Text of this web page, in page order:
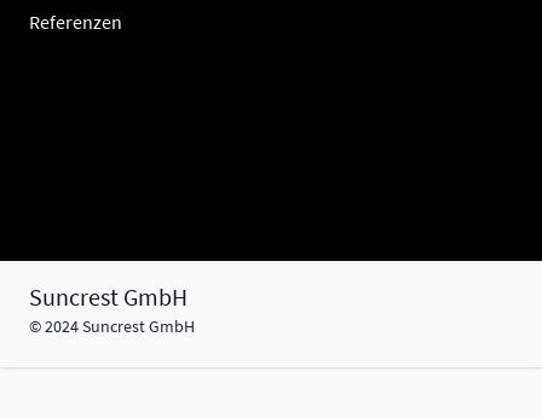
Referenzen
Suncrest GmbH
© 2024 Suncrest GmbH